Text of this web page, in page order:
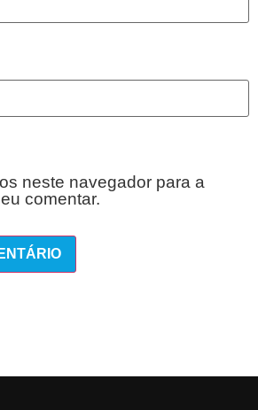
neste navegador para a
comentar.